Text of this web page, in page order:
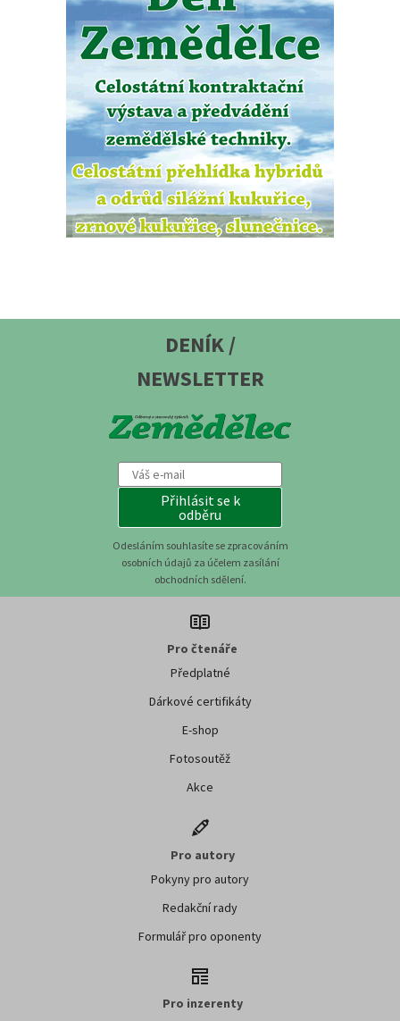
DENÍK /
NEWSLETTER
Přihlásit se k
odběru
Odesláním souhlasíte se zpracováním
osobních údajů za účelem zasílání
obchodních sdělení.
Pro čtenáře
Předplatné
Dárkové certifikáty
E-shop
Fotosoutěž
Akce
Pro autory
Pokyny pro autory
Redakční rady
Formulář pro oponenty
Pro inzerenty